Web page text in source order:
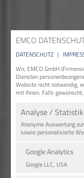
EMCO
DATENSCHUTZ |
Wir, EMCO GmbH
Diensten
Website nicht notwendig,
mit Ihnen. Falls
Analyse / Statistik
Anonyme Auswertung
sowie personalisierte
Google Analytics
Google LLC, USA